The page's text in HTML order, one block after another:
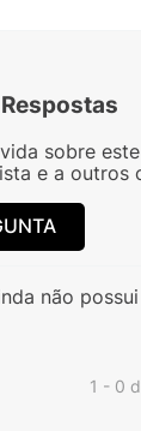
Respostas
sobre
e a outros
não
1 - 0